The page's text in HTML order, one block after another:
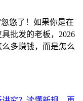
悠了！如果你是在
批发的老板，2026
多赚钱，而是怎么